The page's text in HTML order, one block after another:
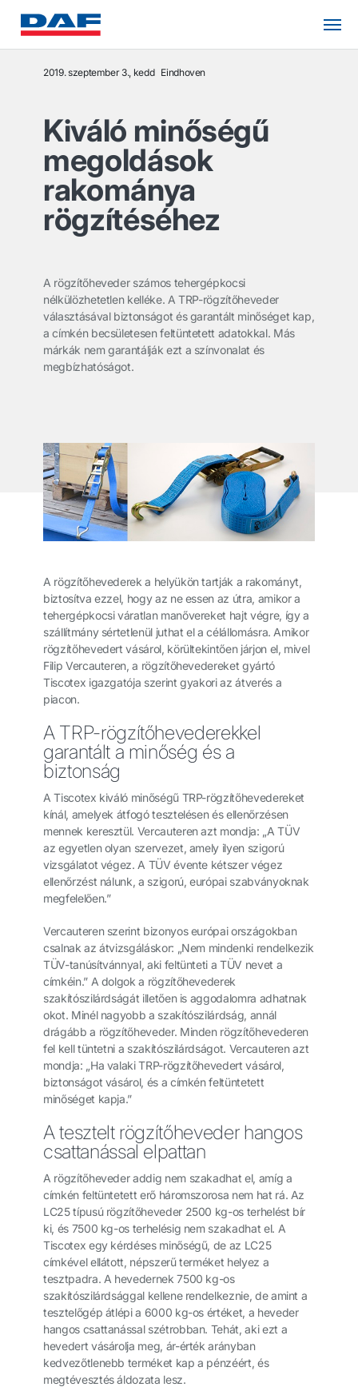
2019. szeptember 3., kedd Eindhoven
Kiváló minőségű
megoldások
rakománya
rögzítéséhez
A rögzítőheveder számos tehergépkocsi
nélkülözhetetlen kelléke. A TRP-rögzítőheveder
választásával biztonságot és garantált minőséget kap,
a címkén becsületesen feltüntetett adatokkal. Más
márkák nem garantálják ezt a színvonalat és
megbízhatóságot.
A rögzítőhevederek a helyükön tartják a rakományt,
biztosítva ezzel, hogy az ne essen az útra, amikor a
tehergépkocsi váratlan manővereket hajt végre, így a
szállítmány sértetlenül juthat el a célállomásra. Amikor
rögzítőhevedert vásárol, körültekintően járjon el, mivel
Filip Vercauteren, a rögzítőhevedereket gyártó
Tiscotex igazgatója szerint gyakori az átverés a
piacon.
A TRP-rögzítőhevederekkel
garantált a minőség és a
biztonság
A Tiscotex kiváló minőségű TRP-rögzítőhevedereket
kínál, amelyek átfogó tesztelésen és ellenőrzésen
mennek keresztül. Vercauteren azt mondja: „A TÜV
az egyetlen olyan szervezet, amely ilyen szigorú
vizsgálatot végez. A TÜV évente kétszer végez
ellenőrzést nálunk, a szigorú, európai szabványoknak
megfelelően.”
Vercauteren szerint bizonyos európai országokban
csalnak az átvizsgáláskor: „Nem mindenki rendelkezik
TÜV-tanúsítvánnyal, aki feltünteti a TÜV nevet a
címkéin.” A dolgok a rögzítőhevederek
szakítószilárdságát illetően is aggodalomra adhatnak
okot. Minél nagyobb a szakítószilárdság, annál
drágább a rögzítőheveder. Minden rögzítőhevederen
fel kell tüntetni a szakítószilárdságot. Vercauteren azt
mondja: „Ha valaki TRP-rögzítőhevedert vásárol,
biztonságot vásárol, és a címkén feltüntetett
minőséget kapja.”
A tesztelt rögzítőheveder hangos
csattanással elpattan
A rögzítőheveder addig nem szakadhat el, amíg a
címkén feltüntetett erő háromszorosa nem hat rá. Az
LC25 típusú rögzítőheveder 2500 kg-os terhelést bír
ki, és 7500 kg-os terhelésig nem szakadhat el. A
Tiscotex egy kérdéses minőségű, de az LC25
címkével ellátott, népszerű terméket helyez a
tesztpadra. A hevedernek 7500 kg-os
szakítószilárdsággal kellene rendelkeznie, de amint a
tesztelőgép átlépi a 6000 kg-os értéket, a heveder
hangos csattanással szétrobban. Tehát, aki ezt a
hevedert vásárolja meg, ár-érték arányban
kedvezőtlenebb terméket kap a pénzéért, és
megtévesztés áldozata lesz.